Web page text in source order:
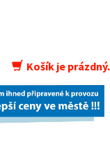
Košík je prázdný.